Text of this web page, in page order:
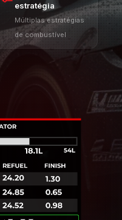
estratégia
Múltiplas estratégias
de combustível